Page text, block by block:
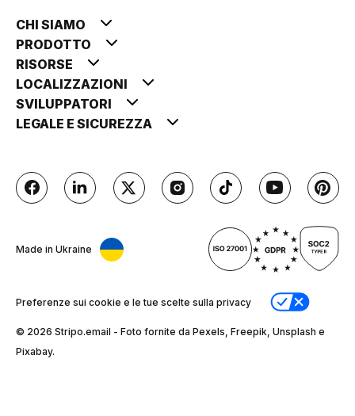
CHI SIAMO
PRODOTTO
RISORSE
LOCALIZZAZIONI
SVILUPPATORI
LEGALE E SICUREZZA
Made in Ukraine
Preferenze sui cookie e le tue scelte sulla privacy
© 2026 Stripо.email - Foto fornite da Pexels, Freepik, Unsplash e
Pixabay.